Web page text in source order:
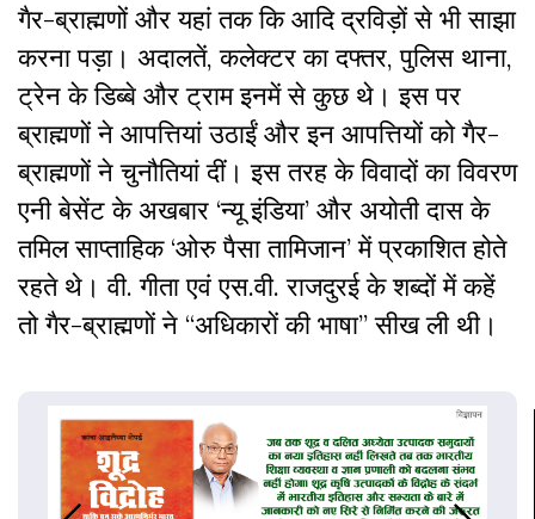
गैर-ब्राह्मणों और यहां तक कि आदि द्रविड़ों से भी साझा
करना पड़ा। अदालतें, कलेक्टर का दफ्तर, पुलिस थाना,
ट्रेन के डिब्बे और ट्राम इनमें से कुछ थे। इस पर
ब्राह्मणों ने आपत्तियां उठाईं और इन आपत्तियों को गैर-
ब्राह्मणों ने चुनौतियां दीं। इस तरह के विवादों का विवरण
एनी बेसेंट के अखबार ‘न्यू इंडिया’ और अयोती दास के
तमिल साप्ताहिक ‘ओरु पैसा तामिजान’ में प्रकाशित होते
रहते थे। वी. गीता एवं एस.वी. राजदुरई के शब्दों में कहें
तो गैर-ब्राह्मणों ने “अधिकारों की भाषा” सीख ली थी।